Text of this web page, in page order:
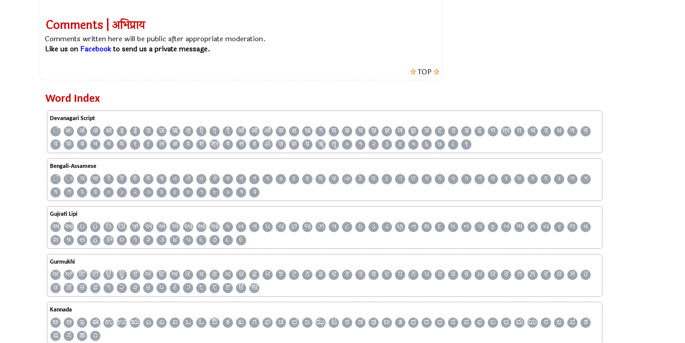
Comments | अभिप्राय
Comments written here will be public after appropriate moderation.
Like us on Facebookto send us a private message.
TOP
Word Index
Devanagari Script
ँ अः अं अ आ इ ई उ ऊ ऋ ऌ ऍ ए ऐ ऑ ओ औ क क्ष ख ग घ ङ च छ ज्ञ ज झ ञ ट ठ ड ढ ण त्र त थ द ध न
ऩ
प
फ ब भ म य र ऱ ल ळ व श श्र ष स ह ॐ ज़ फ़ य़ ॠ ॡ ० १ २ ३ ४ ५ ६ ७ ८ ९
Bengali-Assamese
ঁ ং অ আ ই ঈ উ ঊ ঋ এ ঐ ও ঔ ক খ গ ঘ ঙ চ ছ জ ঝ ঞ ঠ ড ঢ ণ ত থ দ ধ ন প ফ ব ভ ম য র ল
শ
ষ
স হ য় ০ ১ ২ ৩ ৪ ৫ ৬ ৭ ৮ ৯ ৰ ৱ
Gujrati Lipi
અ આ ઇ ઈ ઉ ઊ ઋ ઍ એ ઐ ઑ ઓ ઔ ક ખ ગ ઘ ચ છ જ ઝ ઞ ટ ઠ ડ ઢ ણ ત થ દ ધ ન પ ફ બ ભ મ ય ર લ
વ
શ
ષ સ હ ૐ ૦ ૧ ૨ ૩ ૪ ૫ ૬ ૭ ૮ ૯
Gurmukhi
ਅ ਆ ਇ ਈ ਉ ਊ ਏ ਐ ਓ ਔ ਕ ਖ ਗ ਘ ਚ ਛ ਜ ਝ ਟ ਠ ਡ ਢ ਣ ਤ ਥ ਦ ਧ ਨ ਪ ਫ ਬ ਭ ਮ ਯ ਰ ਲ ਲ਼ ਵ ਸ਼ ਸ
ਹ
ਖ਼
ਗ਼ ਜ਼ ਫ਼ ੧ ੨ ੩ ੪ ੫ ੬ ੭ ੮ ੯ ੲ ੳ ੴ
Kannada
ಅ ಆ ಇ ಈ ಉ ಊ ಋ ಎ ಏ ಐ ಒ ಓ ಔ ಕ ಖ ಗ ಘ ಚ ಛ ಜ ಝ ಟ ಠ ಡ ಢ ಣ ತ ಥ ದ ಧ ನ ಪ ಫ ಬ ಭ ಮ ಯ ರ ಲ ವ
ಶ
ಷ
ಸ ಹ ೧